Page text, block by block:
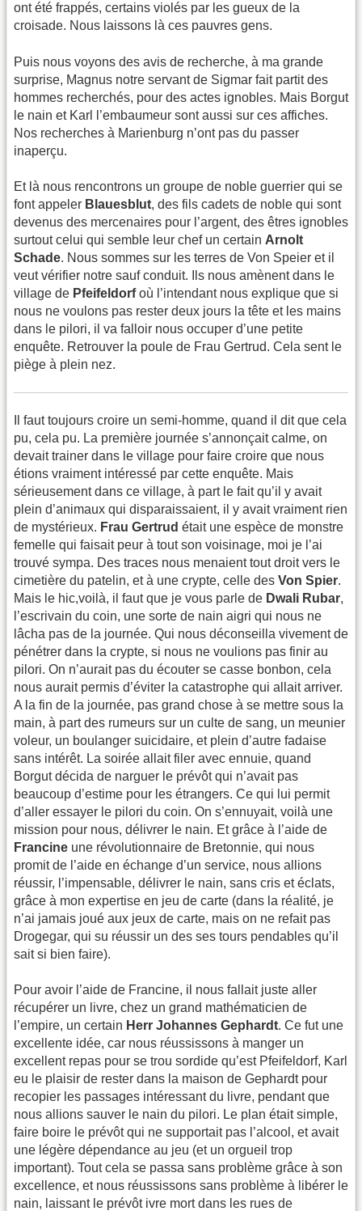
ont été frappés, certains violés par les gueux de la
croisade. Nous laissons là ces pauvres gens.
Puis nous voyons des avis de recherche, à ma grande
surprise, Magnus notre servant de Sigmar fait partit des
hommes recherchés, pour des actes ignobles. Mais Borgut
le nain et Karl l’embaumeur sont aussi sur ces affiches.
Nos recherches à Marienburg n’ont pas du passer
inaperçu.
Et là nous rencontrons un groupe de noble guerrier qui se
font appeler Blauesblut, des fils cadets de noble qui sont
devenus des mercenaires pour l’argent, des êtres ignobles
surtout celui qui semble leur chef un certain Arnolt
Schade. Nous sommes sur les terres de Von Speier et il
veut vérifier notre sauf conduit. Ils nous amènent dans le
village de Pfeifeldorfoù l’intendant nous explique que si
nous ne voulons pas rester deux jours la tête et les mains
dans le pilori, il va falloir nous occuper d’une petite
enquête. Retrouver la poule de Frau Gertrud. Cela sent le
piège à plein nez.
Il faut toujours croire un semi-homme, quand il dit que cela
pu, cela pu. La première journée s’annonçait calme, on
devait trainer dans le village pour faire croire que nous
étions vraiment intéressé par cette enquête. Mais
sérieusement dans ce village, à part le fait qu’il y avait
plein d’animaux qui disparaissaient, il y avait vraiment rien
de mystérieux. Frau Gertrud était une espèce de monstre
femelle qui faisait peur à tout son voisinage, moi je l’ai
trouvé sympa. Des traces nous menaient tout droit vers le
cimetière du patelin, et à une crypte, celle des Von Spier.
Mais le hic,voilà, il faut que je vous parle de Dwali Rubar,
l’escrivain du coin, une sorte de nain aigri qui nous ne
lâcha pas de la journée. Qui nous déconseilla vivement de
pénétrer dans la crypte, si nous ne voulions pas finir au
pilori. On n’aurait pas du écouter se casse bonbon, cela
nous aurait permis d’éviter la catastrophe qui allait arriver.
A la fin de la journée, pas grand chose à se mettre sous la
main, à part des rumeurs sur un culte de sang, un meunier
voleur, un boulanger suicidaire, et plein d’autre fadaise
sans intérêt. La soirée allait filer avec ennuie, quand
Borgut décida de narguer le prévôt qui n’avait pas
beaucoup d’estime pour les étrangers. Ce qui lui permit
d’aller essayer le pilori du coin. On s’ennuyait, voilà une
mission pour nous, délivrer le nain. Et grâce à l’aide de
Francine une révolutionnaire de Bretonnie, qui nous
promit de l’aide en échange d’un service, nous allions
réussir, l’impensable, délivrer le nain, sans cris et éclats,
grâce à mon expertise en jeu de carte (dans la réalité, je
n’ai jamais joué aux jeux de carte, mais on ne refait pas
Drogegar, qui su réussir un des ses tours pendables qu’il
sait si bien faire).
Pour avoir l’aide de Francine, il nous fallait juste aller
récupérer un livre, chez un grand mathématicien de
l’empire, un certain Herr Johannes Gephardt. Ce fut une
excellente idée, car nous réussissons à manger un
excellent repas pour se trou sordide qu’est Pfeifeldorf, Karl
eu le plaisir de rester dans la maison de Gephardt pour
recopier les passages intéressant du livre, pendant que
nous allions sauver le nain du pilori. Le plan était simple,
faire boire le prévôt qui ne supportait pas l’alcool, et avait
une légère dépendance au jeu (et un orgueil trop
important). Tout cela se passa sans problème grâce à son
excellence, et nous réussissons sans problème à libérer le
nain, laissant le prévôt ivre mort dans les rues de